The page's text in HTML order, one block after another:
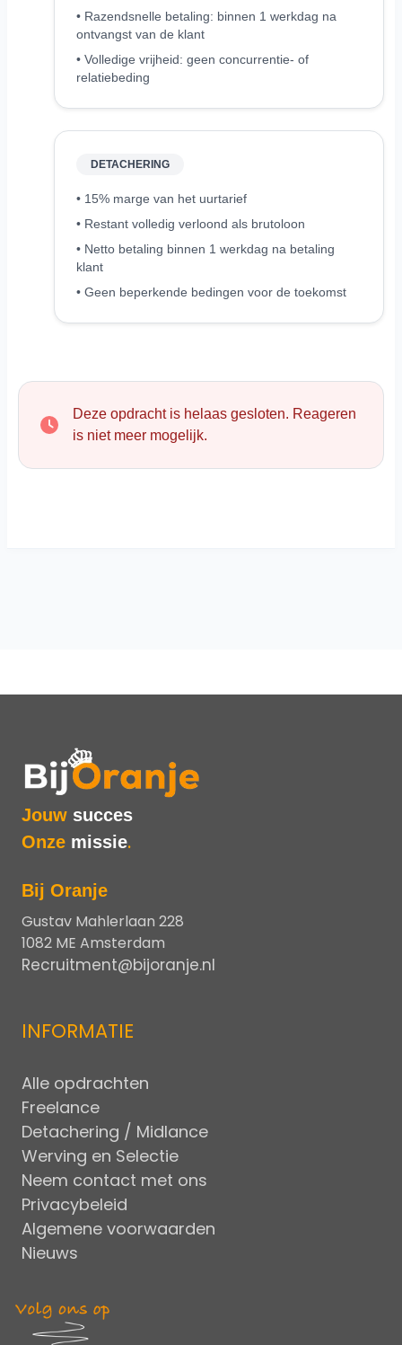
• Razendsnelle betaling: binnen 1 werkdag na
ontvangst van de klant
• Volledige vrijheid: geen concurrentie- of
relatiebeding
DETACHERING
• 15% marge van het uurtarief
• Restant volledig verloond als brutoloon
• Netto betaling binnen 1 werkdag na betaling
klant
• Geen beperkende bedingen voor de toekomst
Deze opdracht is helaas gesloten. Reageren
is niet meer mogelijk.
Jouw succes
Onze missie.
Bij Oranje
Gustav Mahlerlaan 228
1082 ME Amsterdam
Recruitment@bijoranje.nl
INFORMATIE
Alle opdrachten
Freelance
Detachering / Midlance
Werving en Selectie
Neem contact met ons
Privacybeleid
Algemene voorwaarden
Nieuws